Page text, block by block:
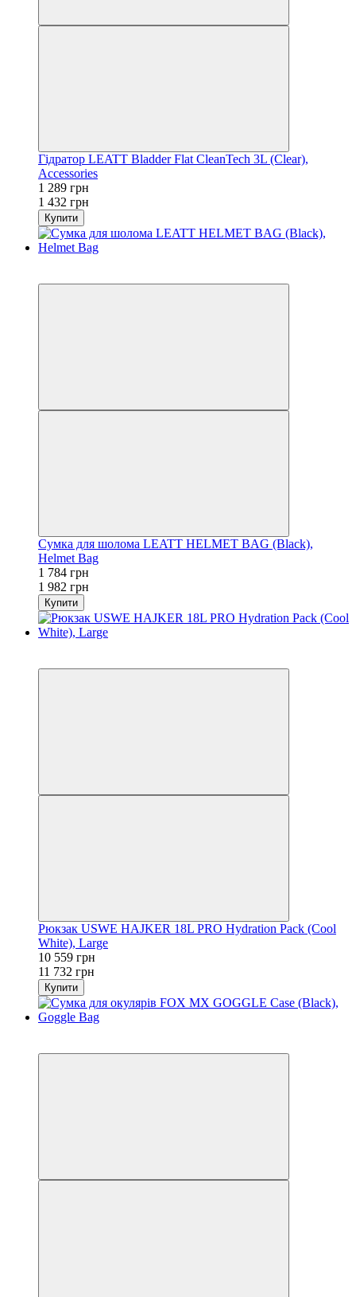
Гідратор LEATT Bladder Flat CleanTech 3L (Clear),
Accessories
1 289 грн
1 432 грн
Купити
Сумка для шолома LEATT HELMET BAG (Black),
Helmet Bag
1 784 грн
1 982 грн
Купити
Рюкзак USWE HAJKER 18L PRO Hydration Pack (Cool
White), Large
10 559 грн
11 732 грн
Купити